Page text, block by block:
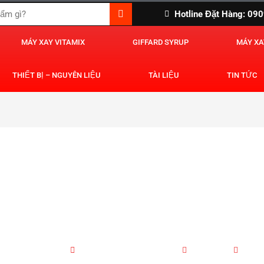
Hotline Đặt Hàng:
MÁY XAY VITAMIX GIFFARD SYRUP MÁY
THIẾT BỊ – NGUYÊN LIỆU TÀI LIỆU TIN TỨC